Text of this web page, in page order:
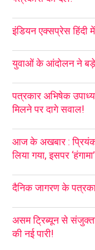
इंडियन एक्सप्रेस हिंदी
युवाओं के आंदोलन ने बड़े-
पत्रकार अभिषेक
मिलने पर दागे सवाल!
आज के अखबार : प्रियंका
लिया गया, इसपर
दैनिक जागरण के
असम ट्रिब्यून से
की नई पारी!